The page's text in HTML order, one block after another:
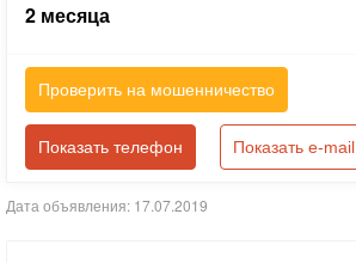
2 месяца
Проверить на мошенничество
Показать телефон Показать e-mail
Дата объявления: 17.07.2019